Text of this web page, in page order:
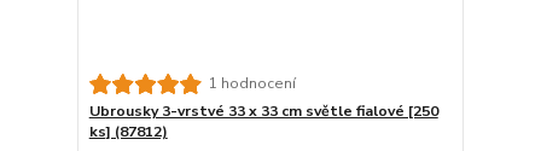
1 hodnocení
Ubrousky 3-vrstvé 33 x 33 cm světle fialové [250
ks] (87812)